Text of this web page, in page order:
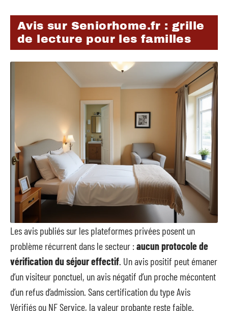
Avis sur Seniorhome.fr : grille
de lecture pour les familles
Les avis publiés sur les plateformes privées posent un
problème récurrent dans le secteur :aucun protocole de
vérification du séjour effectif. Un avis positif peut émaner
d’un visiteur ponctuel, un avis négatif d’un proche mécontent
d’un refus d’admission. Sans certification du type Avis
Vérifiés ou NF Service, la valeur probante reste faible.